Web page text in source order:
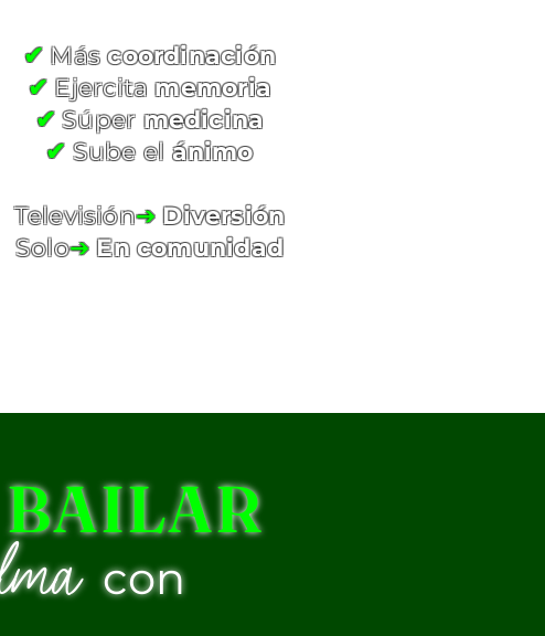
✔ Máscoordinación
✔ Ejercitamemoria
✔ Súper medicina
✔ Sube el ánimo
Televisión➔ Diversión
Solo➔ En comunidad
con